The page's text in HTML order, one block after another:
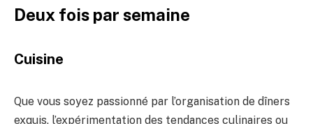
Deux fois par semaine
Cuisine
Que vous soyez passionné par l’organisation de dîners
exquis, l’expérimentation des tendances culinaires ou